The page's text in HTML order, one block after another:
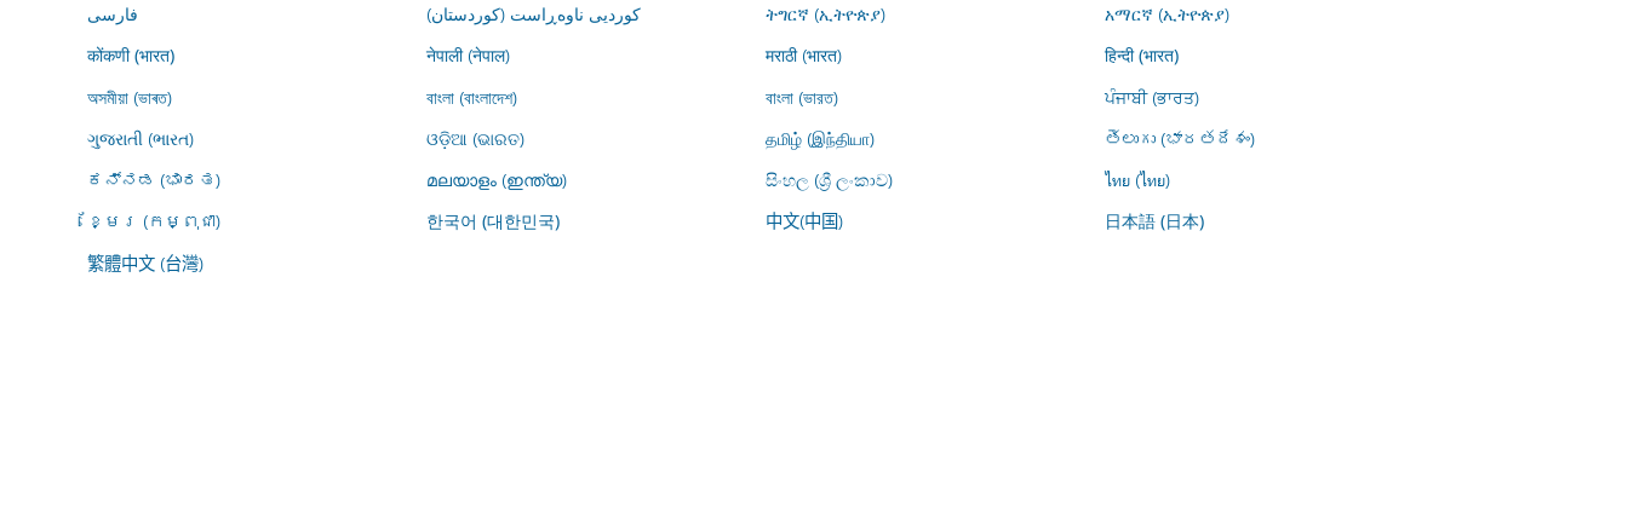
فارسى
کوردیی ناوەڕاست (کوردستان) ትግርኛ (ኢትዮጵያ) አማርኛ (ኢትዮጵያ)
कोंकणी (भारत) नेपाली (नेपाल) मराठी (भारत) हिन्दी (भारत)
অসমীয়া (ভাৰত) বাংলা (বাংলাদেশ) বাংলা (ভারত)
ਪੰਜਾਬੀ (ਭਾਰਤ)
ગુજરાતી (ભારત)
ଓଡ଼ିଆ (ଭାରତ) தமிழ் (இந்தியா)
తెలుగు (భారతదేశం)
ಕನ್ನಡ (ಭಾರತ)
മലയാളം (ഇന്ത്യ) සිංහල (ශ්‍රී ලංකාව)
ไทย (ไทย)
ខ្មែរ (កម្ពុជា)
한국어 (대한민국) 中文(中国) 日本語 (日本)
繁體中文 (台灣)